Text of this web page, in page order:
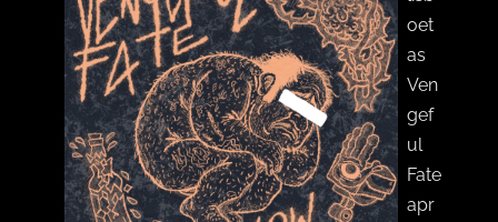
oet
as
Ven
gef
ul
Fate
apr